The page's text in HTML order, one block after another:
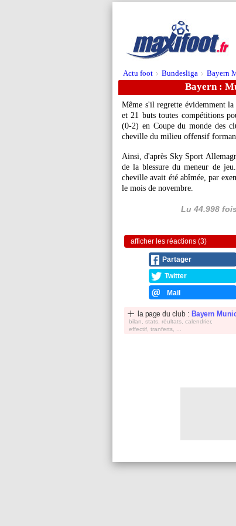
Actu foot > Bundesliga > Bayern
Bayern :
Même s'il regrette évidemment
et 21 buts toutes compétitions
(0-2) en Coupe du monde des
cheville du milieu offensif
Ainsi, d'après Sky Sport
de la blessure du meneur de
cheville avait été abîmée, par
le mois de novembre.
Lu 44.998 fois
afficher les réactions (3)
Partager
Twitter
Mail
la page du club : Bayern
bilan, stats, réultats, calendrier,
effectif, tranferts, ...